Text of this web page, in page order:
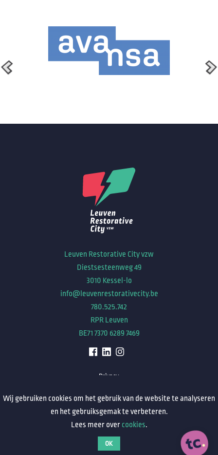
Wij gebruiken cookies om het gebruik van de website te analyseren
en het gebruiksgemak te verbeteren.
Lees meer overcookies.
OK
Leuven Restorative City vzw
Diestsesteenweg 49
3010 Kessel-lo
info@leuvenrestorativecity.be
780.525.742
RPR Leuven
BE71 7370 6289 7469
Privacy
Met dank aan Iwona Pom voor de tekeningen